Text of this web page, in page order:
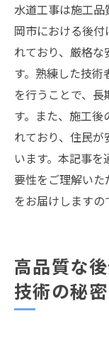
水道工事は施工
岡市における後
れており、厳格
す。熟練した技
を行うことで、
す。また、施工
れており、住民
います。本記事
要性をご理解い
をお届けしますの
高品質な
技術の秘密